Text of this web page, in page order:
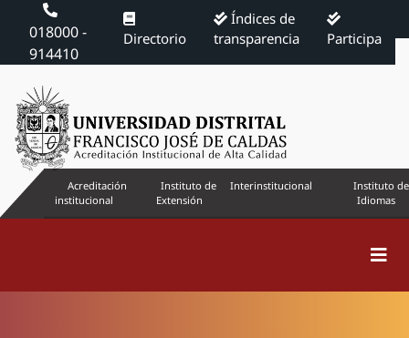
018000 -
914410
Directorio
Índices de
transparencia
Participa
Acreditación
institucional
Instituto de
Extensión
Interinstitucional
Instituto de
Idiomas